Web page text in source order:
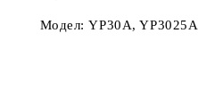
Модел: YP30A, YP3025A